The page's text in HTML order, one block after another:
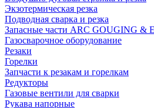
Экзотермическая резка
Подводная сварка и резка
Запасные части ARC GOUGING
Газосварочное оборудование
Резаки
Горелки
Запчасти к резакам и горелкам
Редукторы
Газовые вентили для сварки
Рукава напорные